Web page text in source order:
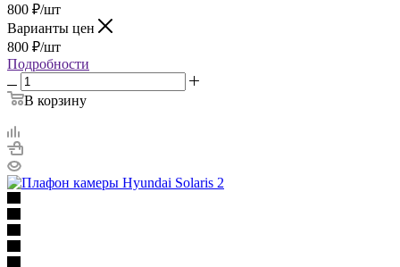
800 ₽/шт
Варианты цен
800 ₽/шт
Подробности
В корзину